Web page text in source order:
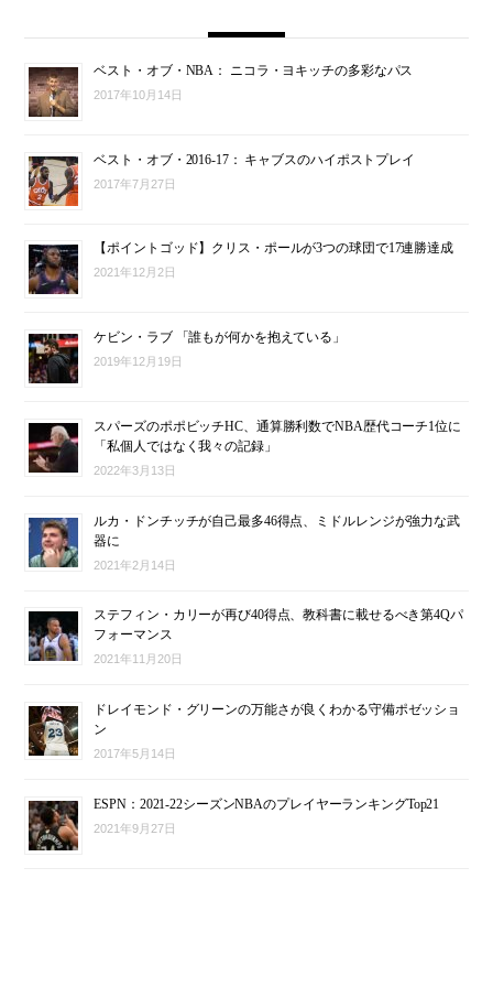
ベスト・オブ・NBA： ニコラ・ヨキッチの多彩なパス
2017年10月14日
ベスト・オブ・2016-17： キャブスのハイポストプレイ
2017年7月27日
【ポイントゴッド】クリス・ポールが3つの球団で17連勝達成
2021年12月2日
ケビン・ラブ 「誰もが何かを抱えている」
2019年12月19日
スパーズのポポビッチHC、通算勝利数でNBA歴代コーチ1位に
「私個人ではなく我々の記録」
2022年3月13日
ルカ・ドンチッチが自己最多46得点、ミドルレンジが強力な武
器に
2021年2月14日
ステフィン・カリーが再び40得点、教科書に載せるべき第4Qパ
フォーマンス
2021年11月20日
ドレイモンド・グリーンの万能さが良くわかる守備ポゼッショ
ン
2017年5月14日
ESPN：2021-22シーズンNBAのプレイヤーランキングTop21
2021年9月27日